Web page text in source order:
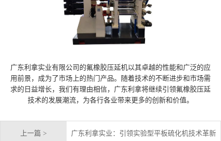
广东利拿实业有限公司的氟橡胶压延机以其卓越的性能和广泛的应
用前景，成为了市场上的热门产品。随着技术的不断进步和市场需
求的日益增长，我们有理由相信，广东利拿将继续引领氟橡胶压延
技术的发展潮流，为各行各业带来更多的创新和价值。
上一篇 > 广东利拿实业：引领实验型平板硫化机技术革新